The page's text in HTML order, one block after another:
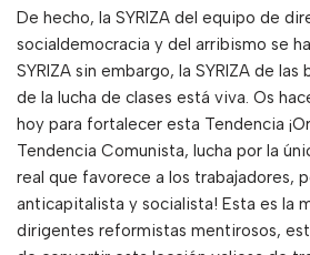
De hecho, la SYRIZA del equipo de
socialdemocracia y del arribismo se
SYRIZA sin embargo, la SYRIZA de
de la lucha de clases está viva. Os
hoy para fortalecer esta Tendencia
Tendencia Comunista, lucha por la
real que favorece a los trabajadores,
anticapitalista y socialista! Esta es la
dirigentes reformistas mentirosos,